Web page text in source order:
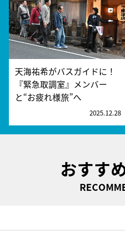
天海祐希がバスガイドに！
『緊急取調室』メンバー
と“お疲れ様旅”へ
2025.12.28
おすす